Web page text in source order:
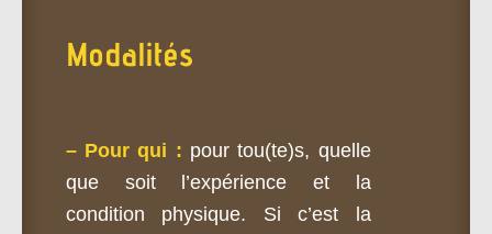
Modalités
– Pour qui : pour tou(te)s, quelle
que soit l’expérience et la
condition physique. Si c’est la